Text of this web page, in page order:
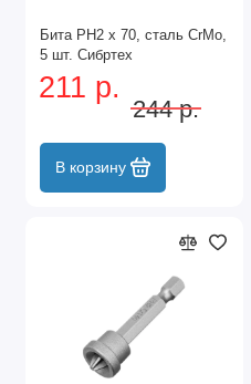
Бита PH2 x 70, сталь CrMo,
5 шт. Сибртех
211 р.
244 р.
В корзину